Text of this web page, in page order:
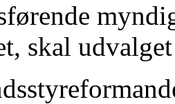
skal